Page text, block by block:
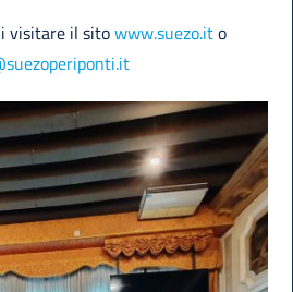
visitare il sitowww.suezo.ito